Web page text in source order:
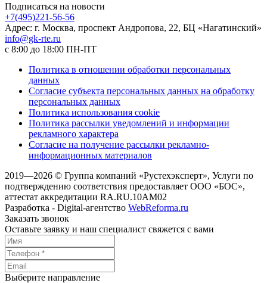
Подписаться на новости
+7(495)221-56-56
Адрес: г. Москва, проспект Андропова, 22, БЦ «Нагатинский»
info@gk-rte.ru
с 8:00 до 18:00 ПН-ПТ
Политика в отношении обработки персональных
данных
Согласие субъекта персональных данных на обработку
персональных данных
Политика использования cookie
Политика рассылки уведомлений и информации
рекламного характера
Согласие на получение рассылки рекламно-
информационных материалов
2019—2026 © Группа компаний «Рустехэксперт», Услуги по
подтверждению соответствия предоставляет ООО «БОС»,
аттестат аккредитации RA.RU.10AM02
Разработка - Digital-агентство WebReforma.ru
Заказать звонок
Оставьте заявку и наш специалист свяжется с вами
Выберите направление